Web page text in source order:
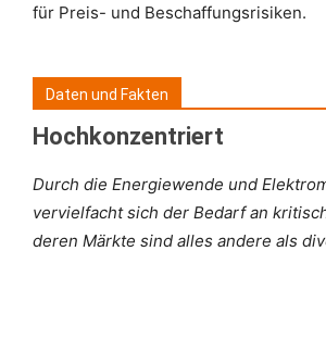
für Preis- und Beschaffungsrisiken.
Daten und Fakten
Hochkonzentriert
Durch die Energiewende und
vervielfacht sich der Bedarf an
deren Märkte sind alles andere als